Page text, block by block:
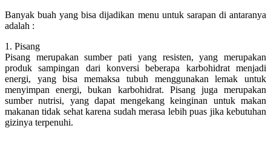
Banyak buah yang bisa dijadikan menu untuk sarapan di antaranya
adalah :
1. Pisang
Pisang merupakan sumber pati yang resisten, yang merupakan
produk sampingan dari konversi beberapa karbohidrat menjadi
energi, yang bisa memaksa tubuh menggunakan lemak untuk
menyimpan energi, bukan karbohidrat. Pisang juga merupakan
sumber nutrisi, yang dapat mengekang keinginan untuk makan
makanan tidak sehat karena sudah merasa lebih puas jika kebutuhan
gizinya terpenuhi.